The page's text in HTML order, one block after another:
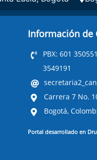
Información de
PBX: 601
3549191
Carrera 7 No.
Bogotá,
Portal desarrollado en